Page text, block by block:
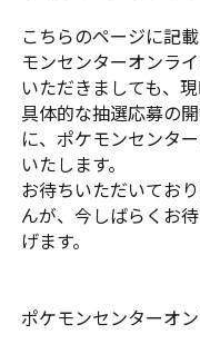
こちらのページに記
モンセンターオンラ
いただきましても、
具体的な抽選応募の
に、ポケモンセンタ
いたします。
お待ちいただいてお
んが、今しばらくお
げます。
ポケモンセンターオ